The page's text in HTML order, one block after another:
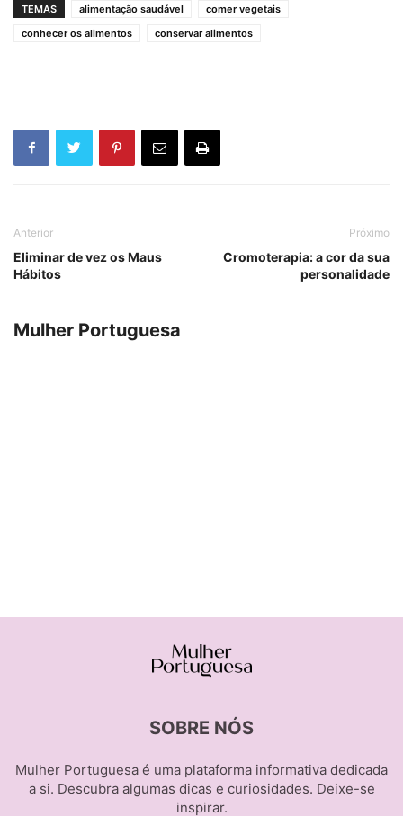
TEMAS alimentação saudável
comer vegetais
conhecer os alimentos
conservar alimentos
Anterior
Eliminar de vez os Maus
Hábitos
Próximo
Cromoterapia: a cor da sua
personalidade
Mulher Portuguesa
SOBRE NÓS
Mulher Portuguesa é uma plataforma informativa dedicada
a si. Descubra algumas dicas e curiosidades. Deixe-se
inspirar.